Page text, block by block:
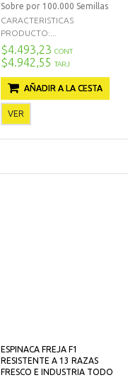
Sobre por 100.000 Semillas
CARACTERISTICAS
PRODUCTO:...
$4.493,23 CONT
$4.942,55 TARJ
AÑADIR A LA CESTA
VER
ESPINACA FREJA F1
RESISTENTE A 13 RAZAS
FRESCO E INDUSTRIA TODO